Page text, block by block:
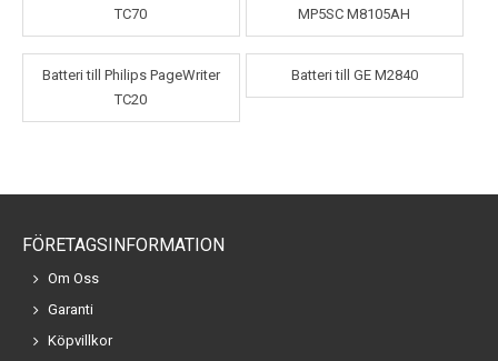
TC70
MP5SC M8105AH
Batteri till Philips PageWriter
TC20
Batteri till GE M2840
FÖRETAGSINFORMATION
Om Oss
Garanti
Köpvillkor